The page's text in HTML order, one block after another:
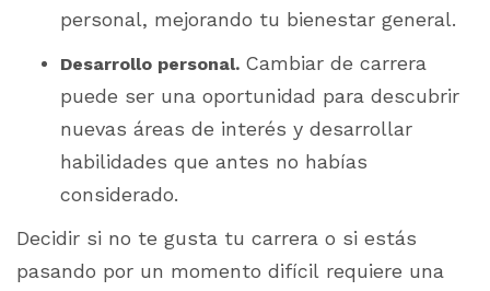
personal, mejorando tu bienestar general.
Desarrollo personal. Cambiar de carrera
puede ser una oportunidad para descubrir
nuevas áreas de interés y desarrollar
habilidades que antes no habías
considerado.
Decidir si no te gusta tu carrera o si estás
pasando por un momento difícil requiere una